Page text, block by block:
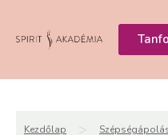
Kezdőlap >